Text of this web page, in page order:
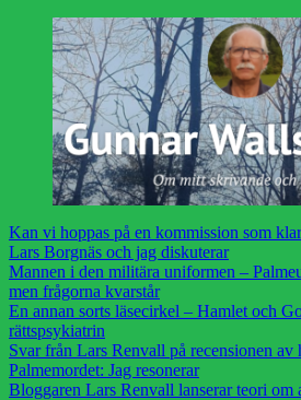
Kan vi hoppas på en kommission som
Lars Borgnäs och jag diskuterar
Mannen i den militära uniformen –
men frågorna kvarstår
En annan sorts läsecirkel – Hamlet och
rättspsykiatrin
Svar från Lars Renvall på recensionen av
Palmemordet: Jag resonerar
Bloggaren Lars Renvall lanserar teori om